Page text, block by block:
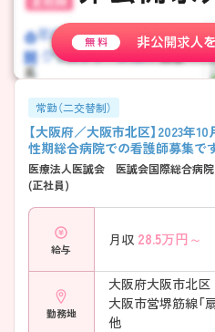
常勤（二交替制）
【大阪府／大阪市北区】2023年
性期総合病院での看護師募集で
医療法人医誠会 医誠会国際総合病院
(正社員)
給与
月収 28.5万円～
勤務地
大阪府大阪市北区
大阪市営堺筋線「
他